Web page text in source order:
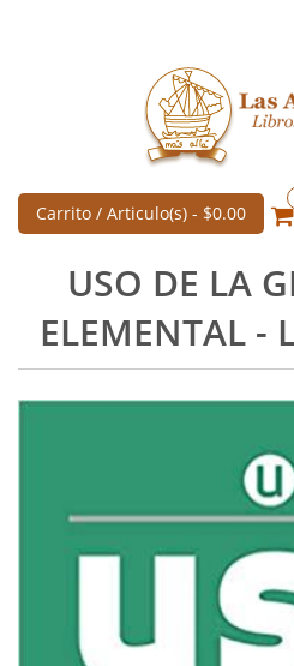
Carrito / Articulo(s) - $0.00
USO DE LA
ELEMENTAL -